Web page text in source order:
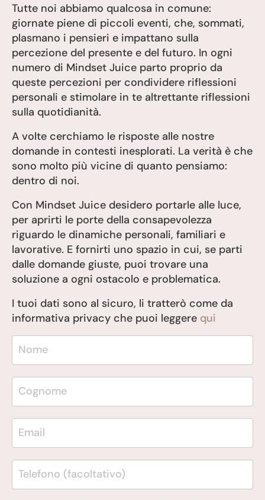
Tutte noi abbiamo qualcosa in comune:
giornate piene di piccoli eventi, che, sommati,
plasmano i pensieri e impattano sulla
percezione del presente e del futuro. In ogni
numero di Mindset Juice parto proprio da
queste percezioni per condividere riflessioni
personali e stimolare in te altrettante riflessioni
sulla quotidianità.
A volte cerchiamo le risposte alle nostre
domande in contesti inesplorati. La verità è che
sono molto più vicine di quanto pensiamo:
dentro di noi.
Con Mindset Juice desidero portarle alle luce,
per aprirti le porte della consapevolezza
riguardo le dinamiche personali, familiari e
lavorative. E fornirti uno spazio in cui, se parti
dalle domande giuste, puoi trovare una
soluzione a ogni ostacolo e problematica.
I tuoi dati sono al sicuro, li tratterò come da
informativa privacy che puoi leggere qui